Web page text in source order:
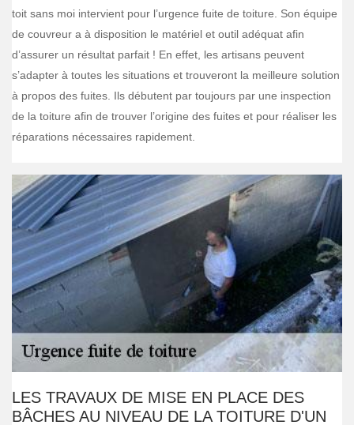
toit sans moi intervient pour l’urgence fuite de toiture. Son équipe
de couvreur a à disposition le matériel et outil adéquat afin
d’assurer un résultat parfait ! En effet, les artisans peuvent
s’adapter à toutes les situations et trouveront la meilleure solution
à propos des fuites. Ils débutent par toujours par une inspection
de la toiture afin de trouver l’origine des fuites et pour réaliser les
réparations nécessaires rapidement.
LES TRAVAUX DE MISE EN PLACE DES
BÂCHES AU NIVEAU DE LA TOITURE D'UN